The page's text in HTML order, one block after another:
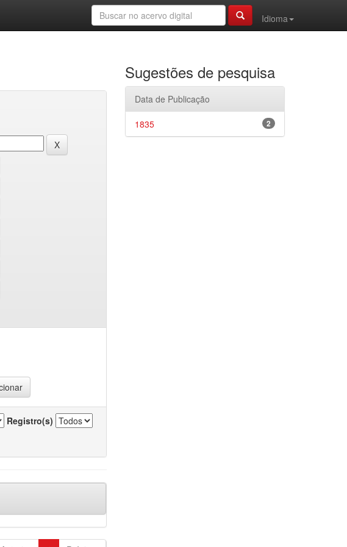
Idioma
Registro(s)
Sugestões de pesquisa
Data de Publicação
2
1835